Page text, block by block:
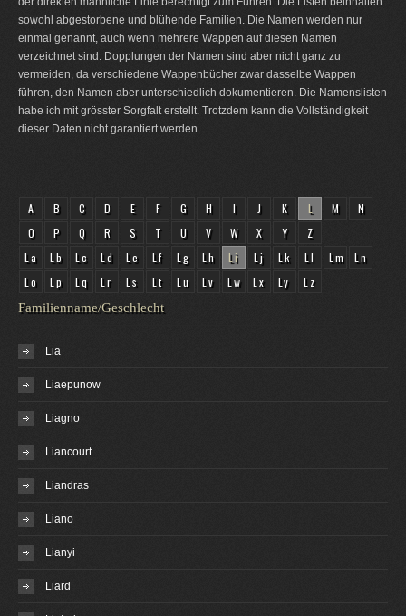
sowohl abgestorbene und blühende Familien. Die Namen werden nur
einmal genannt, auch wenn mehrere Wappen auf diesen Namen
verzeichnet sind. Dopplungen der Namen sind aber nicht ganz zu
vermeiden, da verschiedene Wappenbücher zwar dasselbe Wappen
führen, den Namen aber unterschiedlich dokumentieren. Die Namenslisten
habe ich mit grösster Sorgfalt erstellt. Trotzdem kann die Vollständigkeit
dieser Daten nicht garantiert werden.
A B C D E F G H I J K L M
N
O
P Q R S T U V W X Y
Z
La
Lb Lc Ld Le Lf Lg Lh Li Lj Lk Ll Lm
Ln
Lo
Lp Lq Lr Ls Lt Lu Lv Lw Lx Ly Lz
Familienname/Geschlecht
Lia
Liaepunow
Liagno
Liancourt
Liandras
Liano
Lianyi
Liard